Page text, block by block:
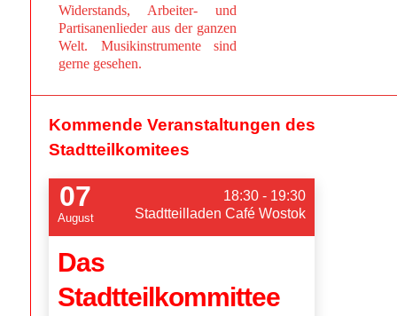
Widerstands, Arbeiter- und
Partisanenlieder aus der ganzen
Welt. Musikinstrumente sind
gerne gesehen.
Kommende Veranstaltungen des
Stadtteilkomitees
07
August
18:30 - 19:30
Stadtteilladen Café Wostok
Das
Stadtteilkommittee